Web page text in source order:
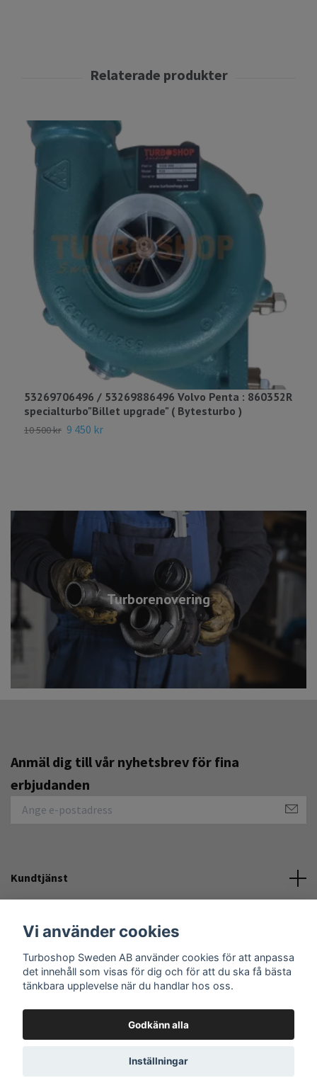
Turborenovering
53269706496 / 53269886496 Volvo Penta : 860352R
specialturbo"Billet upgrade" ( Bytesturbo )
10 500 kr 9 450 kr
Anmäl dig till vår nyhetsbrev för fina
erbjudanden
Kundtjänst
Sociala medier
© 2026 Turboshop Sweden AB
Vi använder cookies
Turboshop Sweden AB använder cookies för att anpassa
det innehåll som visas för dig och för att du ska få bästa
tänkbara upplevelse när du handlar hos oss.
Godkänn alla
Inställningar